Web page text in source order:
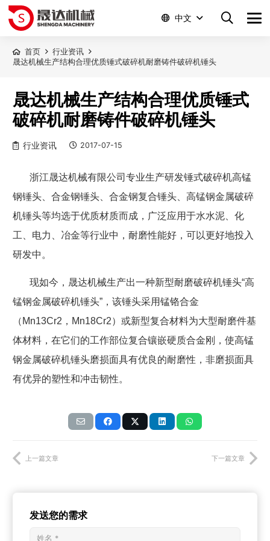
中文
首页
行业资讯
晟达机械生产结构合理优质锤式破碎机耐磨铸件破碎机锤头
晟达机械生产结构合理优质锤式
破碎机耐磨铸件破碎机锤头
行业资讯 2017-07-15
浙江晟达机械有限公司专业生产研发锤式破碎机高锰
钢锤头、合金钢锤头、合金钢复合锤头、高锰钢金属破碎
机锤头等均选于优质材质而成，广泛应用于水水泥、化
工、电力、冶金等行业中，耐磨性能好，可以更好地投入
研发中。
现如今，晟达机械生产出一种新型耐磨破碎机锤头“高
锰钢金属破碎机锤头”，该锤头采用锰铬合金
（ Mn13Cr2 ， Mn18Cr2）或新型复合材料为大型耐磨件基
体材料，在它们的工作部位复合镶嵌硬质合金刚，使高锰
钢金属破碎机锤头磨损面具有优良的耐磨性，非磨损面具
有优异的塑性和冲击韧性。
上一篇文章 下一篇文章
发送您的需求